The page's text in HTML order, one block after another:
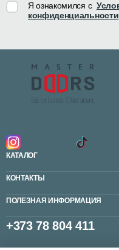
Я ознакомился с
конфиденциальности
КАТАЛОГ
КОНТАКТЫ
ПОЛЕЗНАЯ ИНФОРМАЦИЯ
+373 78 804 411